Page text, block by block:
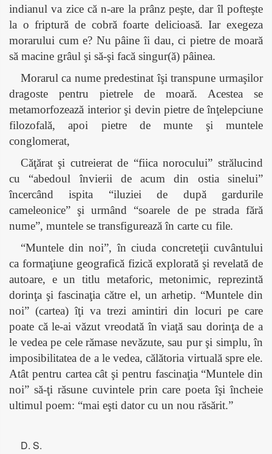
indianul va zice că n-are la prânz peşte, dar îl pofteşte
la o friptură de cobră foarte delicioasă. Iar exegeza
morarului cum e? Nu pâine îi dau, ci pietre de moară
să macine grâul şi să-şi facă singur(ă) pâinea.
Morarul ca nume predestinat îşi transpune urmaşilor
dragoste pentru pietrele de moară. Acestea se
metamorfozează interior şi devin pietre de înţelepciune
filozofală, apoi pietre de munte şi muntele
conglomerat,
Căţărat şi cutreierat de “fiica norocului” strălucind
cu “abedoul învierii de acum din ostia sinelui”
încercând ispita “iluziei de după gardurile
cameleonice” şi urmând “soarele de pe strada fără
nume”, muntele se transfigurează în carte cu file.
“Muntele din noi”, în ciuda concreteţii cuvântului
ca formaţiune geografică fizică explorată şi revelată de
autoare, e un titlu metaforic, metonimic, reprezintă
dorinţa şi fascinaţia către el, un arhetip. “Muntele din
noi” (cartea) îţi va trezi amintiri din locuri pe care
poate că le-ai văzut vreodată în viaţă sau dorinţa de a
le vedea pe cele rămase nevăzute, sau pur şi simplu, în
imposibilitatea de a le vedea, călătoria virtuală spre ele.
Atât pentru cartea cât şi pentru fascinaţia “Muntele din
noi” să-ţi răsune cuvintele prin care poeta îşi încheie
ultimul poem: “mai eşti dator cu un nou răsărit.”
D. S.